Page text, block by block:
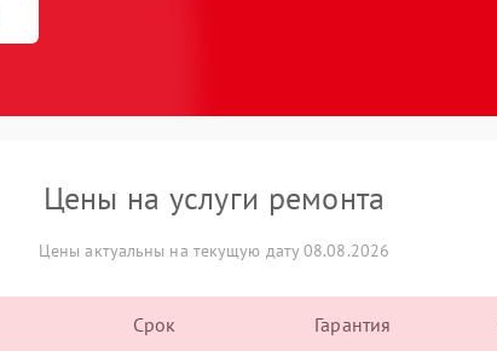
Цены на услуги ремонта
Цены актуальны на текущую дату 08.08.2026
Срок Гарантия